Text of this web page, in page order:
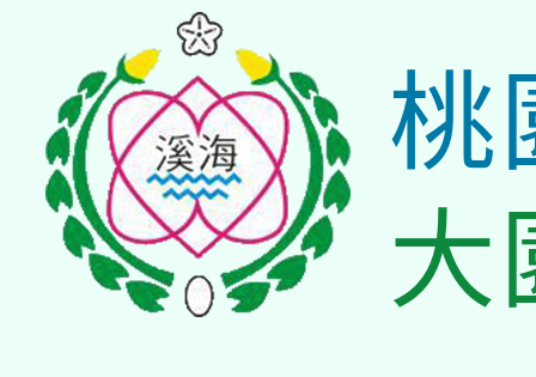
桃
大